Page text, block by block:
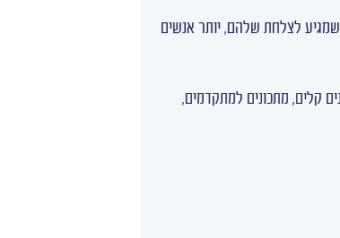
שמגיע לצלחת שלהם, יותר אנשים
קלים, מתכונים למתקדמים,